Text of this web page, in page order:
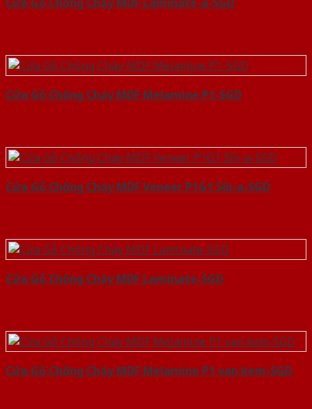
Cửa Gỗ Chống Cháy MDF Melamine P1-SGD
Cửa Gỗ Chống Cháy MDF Veneer P1G1 Sồi-a-SGD
Cửa Gỗ Chống Cháy MDF Laminate-SGD
Cửa Gỗ Chống Cháy MDF Melamine P1 van kem-SGD